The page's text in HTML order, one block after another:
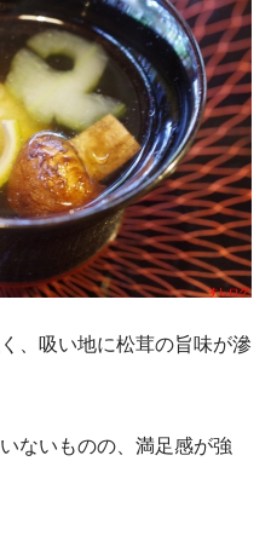
、吸い地に松茸の旨味が滲
ないものの、満足感が強